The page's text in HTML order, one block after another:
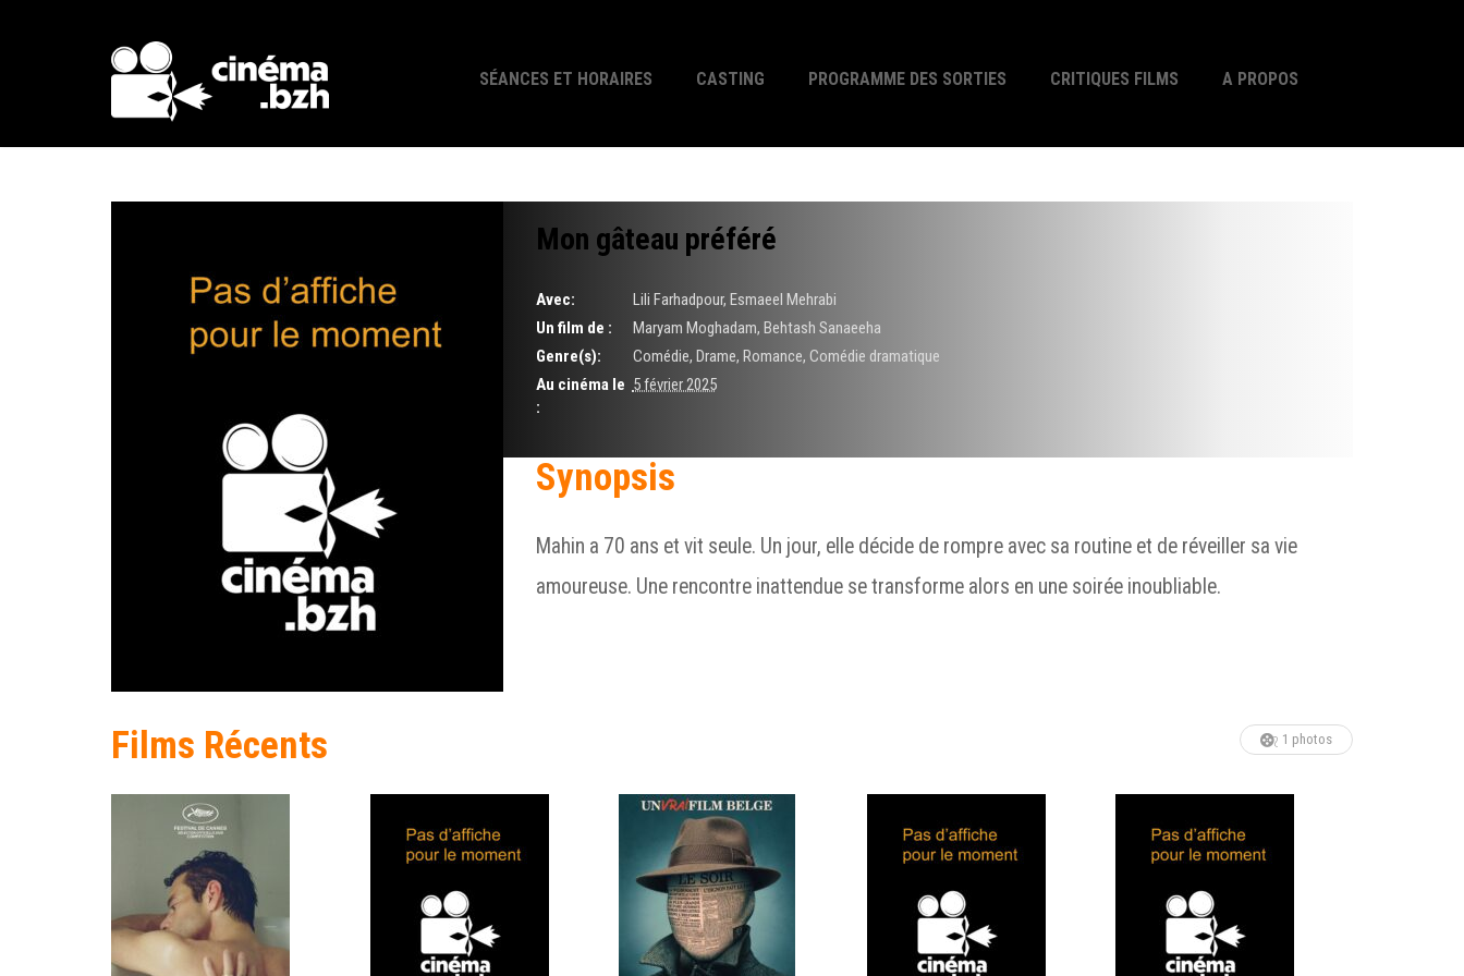
SÉANCES ET HORAIRES CASTING PROGRAMME DES SORTIES CRITIQUES FILMS A PROPOS
Mon gâteau préféré
Avec:
Lili Farhadpour, Esmaeel Mehrabi
Un film de :
Maryam Moghadam, Behtash Sanaeeha
Genre(s):
Comédie, Drame, Romance, Comédie dramatique
Au cinéma le
:
5 février 2025
Synopsis
Mahin a 70 ans et vit seule. Un jour, elle décide de rompre avec sa routine et de réveiller sa vie
amoureuse. Une rencontre inattendue se transforme alors en une soirée inoubliable.
1 photos
Films Récents